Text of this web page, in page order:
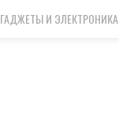
ГАДЖЕТЫ И ЭЛЕКТРОНИКА